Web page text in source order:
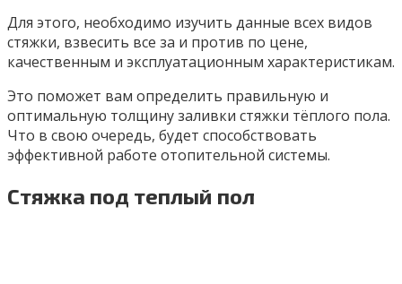
Для этого, необходимо изучить данные всех видов
стяжки, взвесить все за и против по цене,
качественным и эксплуатационным характеристикам.
Это поможет вам определить правильную и
оптимальную толщину заливки стяжки тёплого пола.
Что в свою очередь, будет способствовать
эффективной работе отопительной системы.
Cтяжка под теплый пол